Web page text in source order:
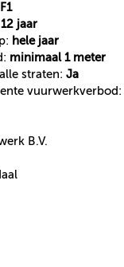
12 jaar
hele jaar
minimaal 1 meter
straten: Ja
vuurwerkverbod:
B.V.